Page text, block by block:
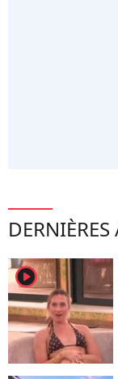
DERNIÈRES
player2